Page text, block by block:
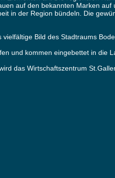
auf den bekannten Marken
in der Region bündeln. Die
Bild des Stadtraums
und kommen eingebettet in
das Wirtschaftszentrum